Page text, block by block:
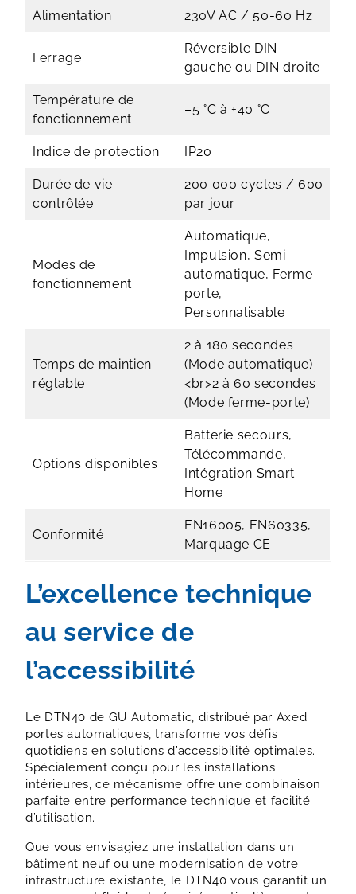
Alimentation 230V AC / 50-60 Hz
Ferrage
Réversible DIN
gauche ou DIN droite
Température de
fonctionnement
–5 °C à +40 °C
Indice de protection IP20
Durée de vie
contrôlée
200 000 cycles / 600
par jour
Modes de
fonctionnement
Automatique,
Impulsion, Semi-
automatique, Ferme-
porte,
Personnalisable
Temps de maintien
réglable
2 à 180 secondes
(Mode automatique)
<br>2 à 60 secondes
(Mode ferme-porte)
Options disponibles
Batterie secours,
Télécommande,
Intégration Smart-
Home
Conformité
EN16005, EN60335,
Marquage CE
L’excellence technique
au service de
l’accessibilité
Le DTN40 de GU Automatic, distribué par Axed
portes automatiques, transforme vos défis
quotidiens en solutions d’accessibilité optimales.
Spécialement conçu pour les installations
intérieures, ce mécanisme offre une combinaison
parfaite entre performance technique et facilité
d’utilisation.
Que vous envisagiez une installation dans un
bâtiment neuf ou une modernisation de votre
infrastructure existante, le DTN40 vous garantit un